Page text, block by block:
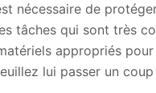
nécessaire de
tâches qui sont très
appropriés
lui passer un